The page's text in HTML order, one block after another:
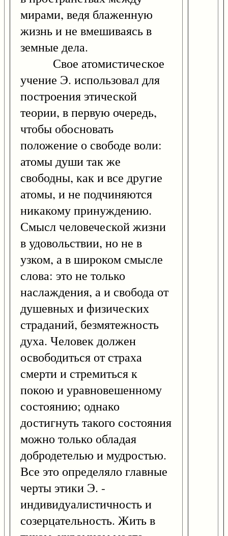
мирами, ведя блаженную
жизнь и не вмешиваясь в
земные дела.
Свое атомистическое
учение Э. использовал для
построения этической
теории, в первую очередь,
чтобы обосновать
положение о свободе воли:
атомы души так же
свободны, как и все другие
атомы, и не подчиняются
никакому принуждению.
Смысл человеческой жизни
в удовольствии, но не в
узком, а в широком смысле
слова: это не только
наслаждения, а и свобода от
душевных и физических
страданий, безмятежность
духа. Человек должен
освободиться от страха
смерти и стремиться к
покою и уравновешенному
состоянию; однако
достигнуть такого состояния
можно только обладая
добродетелью и мудростью.
Все это определяло главные
черты этики Э. -
индивидуалистичность и
созерцательность. Жить в